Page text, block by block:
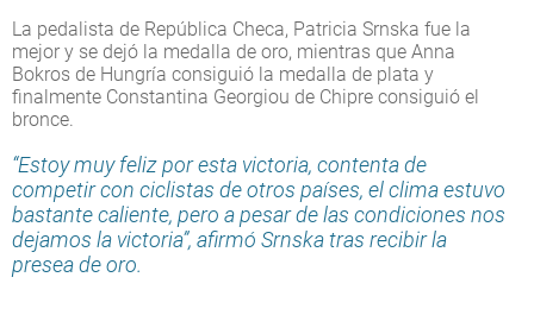
La pedalista de República Checa, Patricia Srnska fue la
mejor y se dejó la medalla de oro, mientras que Anna
Bokros de Hungría consiguió la medalla de plata y
finalmente Constantina Georgiou de Chipre consiguió el
bronce.
“Estoy muy feliz por esta victoria, contenta de
competir con ciclistas de otros países, el clima estuvo
bastante caliente, pero a pesar de las condiciones nos
dejamos la victoria”, afirmó Srnska tras recibir la
presea de oro.